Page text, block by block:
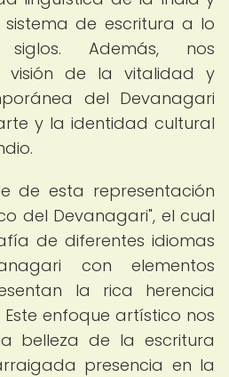
de escritura a lo
Además, nos
visión de la vitalidad y
del Devanagari
y la identidad cultural
de esta representación
del Devanagari", el cual
de diferentes idiomas
con elementos
la rica herencia
enfoque artístico nos
belleza de la escritura
presencia en la